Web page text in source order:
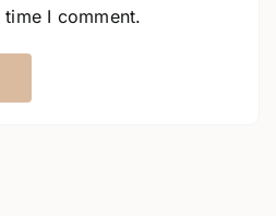
I comment.